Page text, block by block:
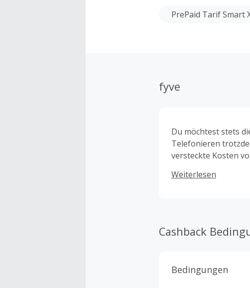
PrePaid Tarif Smart
fyve
Du möchtest stets
Telefonieren
versteckte Kosten
mit Gratis-Prepaid-
Weiterlesen
Cashback
Bedingungen